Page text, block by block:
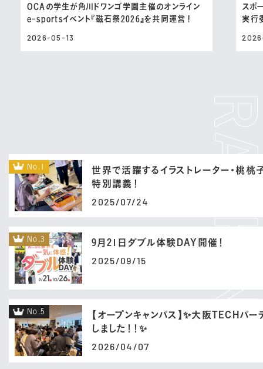
OCAの学生が角川ドワンゴ学園主催のオンライン
e-sportsイベント『磁石祭2026』を共同運営！
2026-05-13
スポ
実行
No.1
世界で活躍するイラストレーター・桃桃
特別講義！
2025/07/24
No.3 9月21日ダブル体験DAY開催！
2025/09/15
No.5
【オープンキャンパス】✨大阪TECHパ
しました！！✨
2026/04/07